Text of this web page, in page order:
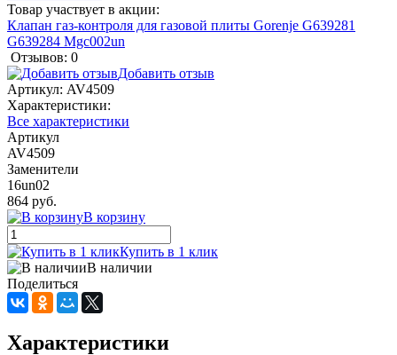
Товар участвует в акции:
Клапан газ-контроля для газовой плиты Gorenje G639281
G639284 Mgc002un
Отзывов: 0
Добавить отзыв
Артикул: AV4509
Характеристики:
Все характеристики
Артикул
AV4509
Заменители
16un02
864 руб.
В корзину
Купить в 1 клик
В наличии
Поделиться
Характеристики